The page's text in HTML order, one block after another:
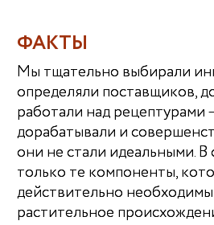
ФАКТЫ
Мы тщательно выбирали
определяли поставщиков,
работали над рецептурами
дорабатывали и
они не стали идеальными. В
только те компоненты,
действительно
растительное